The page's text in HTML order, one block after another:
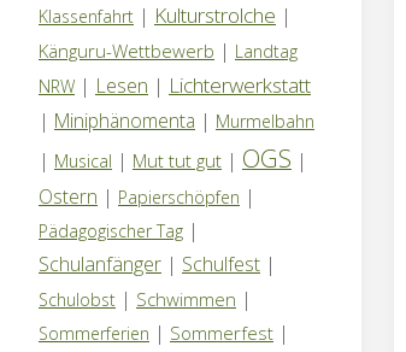
Klassenfahrt | Kulturstrolche |
Känguru-Wettbewerb | Landtag
NRW | Lesen | Lichterwerkstatt
| Miniphänomenta | Murmelbahn
| Musical | Mut tut gut | OGS |
Ostern | Papierschöpfen |
Pädagogischer Tag |
Schulanfänger | Schulfest |
Schulobst | Schwimmen |
Sommerferien | Sommerfest |